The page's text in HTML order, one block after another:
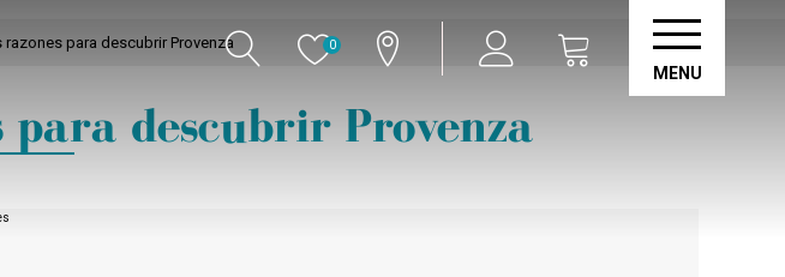
0
MENU
razones para descubrir Provenza
para descubrir Provenza